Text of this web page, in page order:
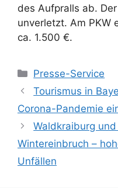
des Aufpralls ab.
unverletzt. Am PKW
ca. 1.500 €.
Kategorien
Presse-Service
Tourismus in
Corona-Pandemie
Waldkraiburg
Wintereinbruch –
Unfällen